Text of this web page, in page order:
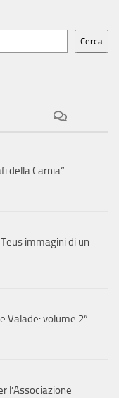
Cerca
della Carnia”
immagini di un
Valade: volume 2”
l’Associazione